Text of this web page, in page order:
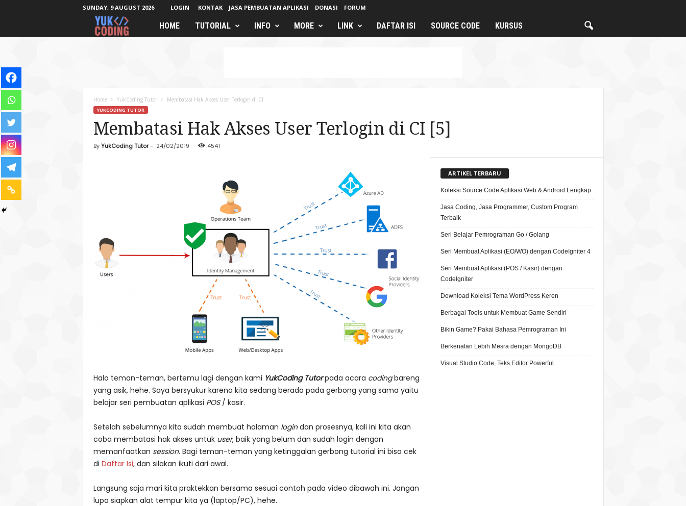
SUNDAY, 9 AUGUST 2026 LOGIN KONTAK JASA PEMBUATAN APLIKASI DONASI FORUM
HOME TUTORIAL INFO MORE LINK DAFTAR ISI SOURCE CODE KURSUS
Home YukCoding Tutor Membatasi Hak Akses User Terlogin di CI
YUKCODING TUTOR
Membatasi Hak Akses User Terlogin di CI [5]
By YukCoding Tutor- 24/02/2019 4541
Halo teman-teman, bertemu lagi dengan kami YukCoding Tutorpada acara codingbareng
yang asik, hehe. Saya bersyukur karena kita sedang berada pada gerbong yang sama yaitu
belajar seri pembuatan aplikasi POS/ kasir.
Setelah sebelumnya kita sudah membuat halaman logindan prosesnya, kali ini kita akan
coba membatasi hak akses untuk user, baik yang belum dan sudah login dengan
memanfaatkan session. Bagi teman-teman yang ketinggalan gerbong tutorial ini bisa cek
di Daftar Isi, dan silakan ikuti dari awal.
Langsung saja mari kita praktekkan bersama sesuai contoh pada video dibawah ini. Jangan
lupa siapkan alat tempur kita ya (laptop/PC), hehe.
ARTIKEL TERBARU
Koleksi Source Code Aplikasi Web & Android Lengkap
Jasa Coding, Jasa Programmer, Custom Program
Terbaik
Seri Belajar Pemrograman Go / Golang
Seri Membuat Aplikasi (EO/WO) dengan CodeIgniter 4
Seri Membuat Aplikasi (POS / Kasir) dengan
CodeIgniter
Download Koleksi Tema WordPress Keren
Berbagai Tools untuk Membuat Game Sendiri
Bikin Game? Pakai Bahasa Pemrograman Ini
Berkenalan Lebih Mesra dengan MongoDB
Visual Studio Code, Teks Editor Powerful